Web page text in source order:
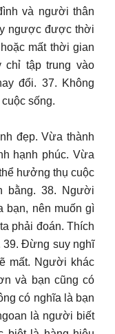
và người thân
ngược được thời
mất thời gian
chỉ tập trung vào
đổi. 37. Không
sống.
đẹp. Vừa thành
hạnh phúc. Vừa
hưởng thụ cuộc
bằng. 38. Người
bạn, nên muốn gì
phải đoán. Thích
39. Đừng suy nghĩ
mất. Người khác
và bạn cũng có
có nghĩa là bạn
là người biết